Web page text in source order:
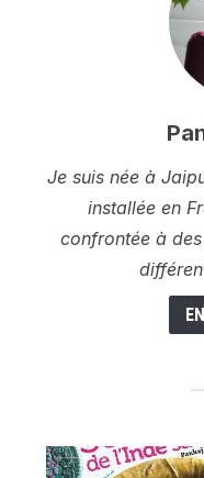
Je suis née à
installée en
confrontée à